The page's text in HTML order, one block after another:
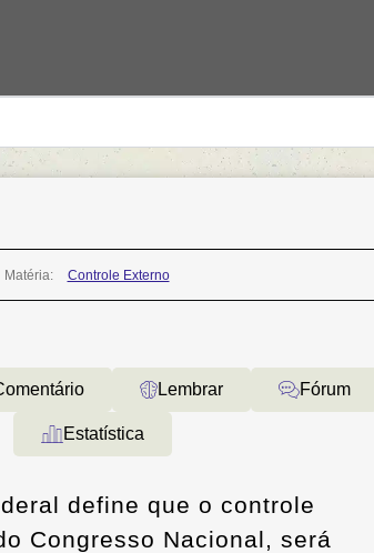
Matéria: Controle Externo
Lembrar Fórum
Estatística
define que o controle
Congresso Nacional, será